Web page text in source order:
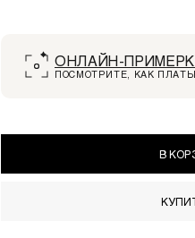
ОНЛАЙН-
ПОСМОТРИТЕ, КАК
В